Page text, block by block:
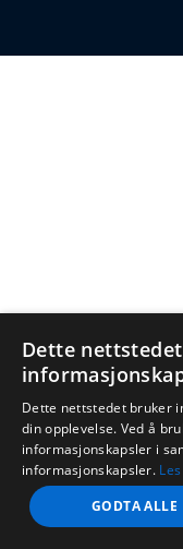
Dette
Dette nettstedet bruker
din opplevelse. Ved å
informasjonskapsler i
informasjonskapsler.
GODTA ALLE